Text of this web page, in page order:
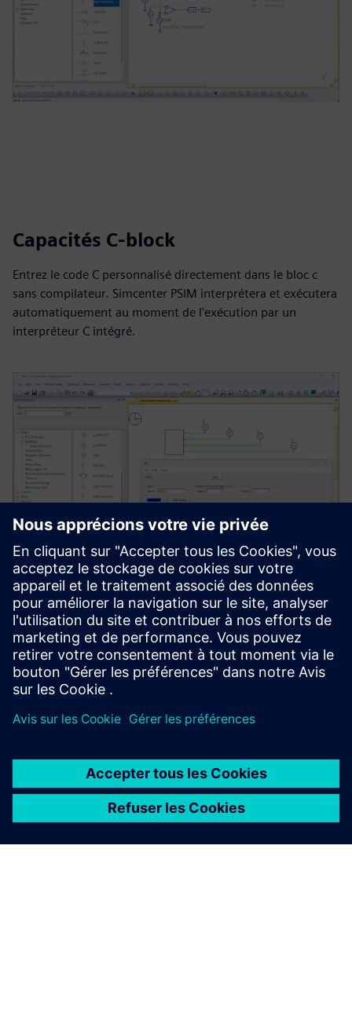
Capacités C-block
Entrez le code C personnalisé directement dans le bloc c
sans compilateur. Simcenter PSIM interprétera et exécutera
automatiquement au moment de l'exécution par un
interpréteur C intégré.